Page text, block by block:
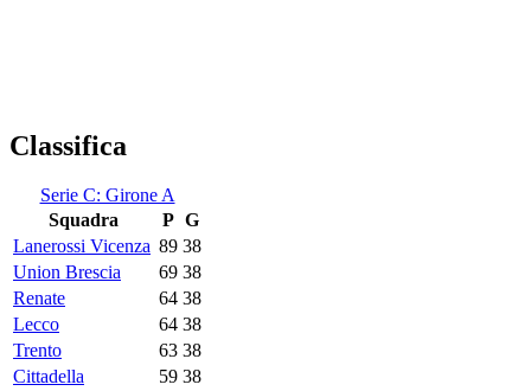
Classifica
Serie C: Girone A
Squadra
P G
Lanerossi Vicenza 89 38
Union Brescia
69 38
Renate
64 38
Lecco
64 38
Trento
63 38
Cittadella
59 38